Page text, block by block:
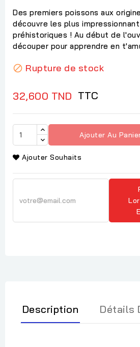
Des premiers poissons aux
découvre les plus impressionnant
préhistoriques ! Au début de
découper pour apprendre en
 Rupture de stock
32,600 TND TTC
Ajouter Au
Ajouter Souhaits
Description Détails